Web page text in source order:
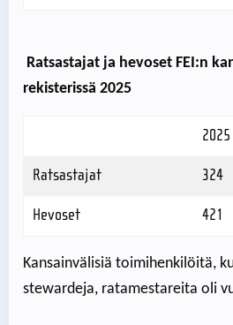
Ratsastajat ja hevoset FEI:n
rekisterissä 2025
2025
Ratsastajat 324
Hevoset 421
Kansainvälisiä toimihenkilöitä,
stewardeja, ratamestareita oli